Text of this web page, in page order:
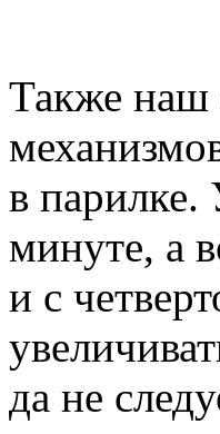
Также наш
в парилке.
минуте, а
и с
да не